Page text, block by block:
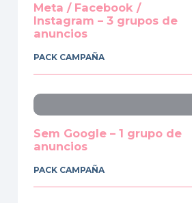
Meta / Facebook /
Instagram – 3 grupos de
anuncios
PACK CAMPAÑA
Sem Google – 1 grupo de
anuncios
PACK CAMPAÑA